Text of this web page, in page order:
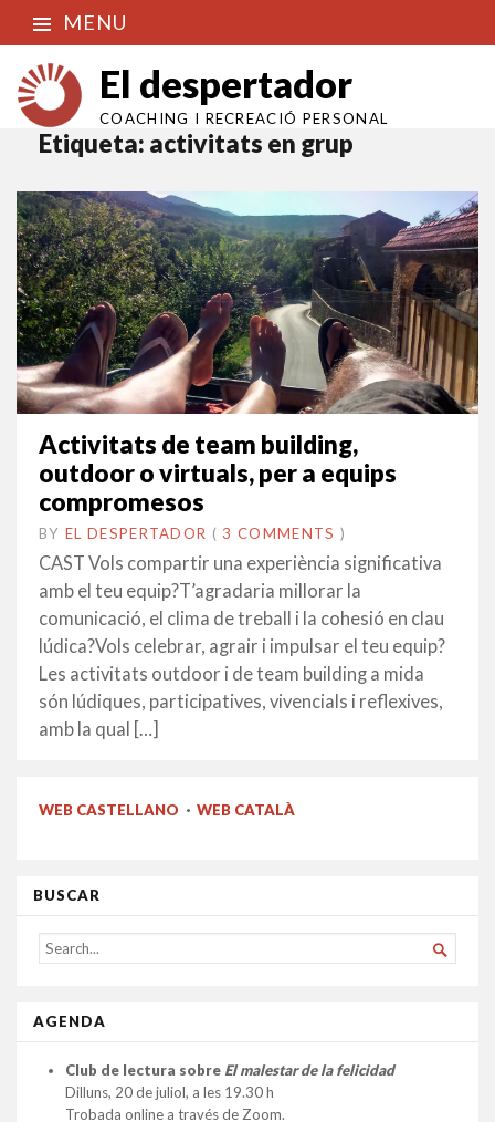
MENU
El despertador
COACHING I RECREACIÓ PERSONAL
Etiqueta: activitats en grup
Activitats de team building,
outdoor o virtuals, per a equips
compromesos
BY EL DESPERTADOR ON
12
•(3 COMMENTS )
CAST Vols compartir una experiència significativa
amb el teu equip?T’agradaria millorar la
comunicació, el clima de treball i la cohesió en clau
lúdica?Vols celebrar, agrair i impulsar el teu equip?
Les activitats outdoor i de team building a mida
són lúdiques, participatives, vivencials i reflexives,
amb la qual […]
WEB CASTELLANO · WEB CATALÀ
BUSCAR
SEARCH
FOR...

AGENDA
Club de lectura sobre El malestar de la felicidad
Dilluns, 20 de juliol, a les 19.30 h
Trobada online a través de Zoom.